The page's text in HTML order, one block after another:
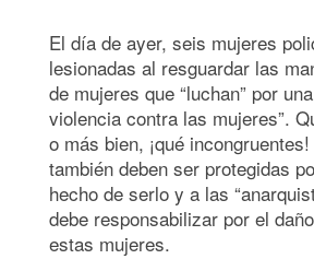
El día de ayer, seis mujeres
lesionadas al resguardar las
de mujeres que “luchan” por
violencia contra las mujeres”.
o más bien, ¡qué
también deben ser protegidas
hecho de serlo y a las
debe responsabilizar por el
estas mujeres.